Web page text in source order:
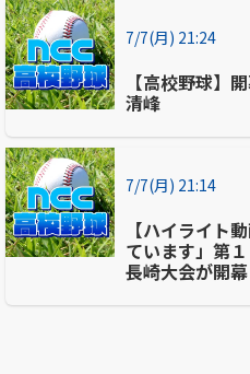
7/7(月) 21:24
【高校野球】
清峰
7/7(月) 21:14
【ハイライト
ています」第
長崎大会が開幕